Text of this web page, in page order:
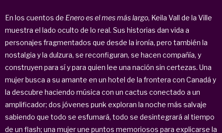
En los cuentos de Enero es el mes más largo, Keila Vall de la Ville
muestra el lado oculto de lo real. Sus historias dan vida a
personajes fragmentados que desde la ironía, pero también la
nostalgia y la dulzura, se reconfiguran, se hacen compañía, y
construyen para sí y para quien lee una nación sin certezas. Una
mujer busca a su amante en un hotel de la frontera con Canadá y
la descubre haciendo música con un cactus conectado a un
amplificador; dos jóvenes punk exploran la noche más salvaje
sabiendo que todo se esfumará, todo se desintegrará al tiempo
de un flash; una mujer une puntos memoriosos para explicarse la